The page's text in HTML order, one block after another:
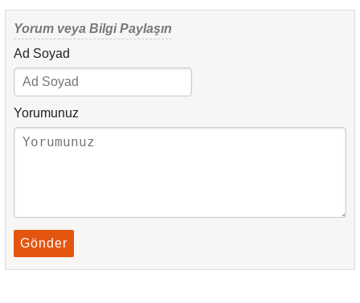
Yorum veya Bilgi Paylaşın
Ad Soyad
Yorumunuz
Gönder